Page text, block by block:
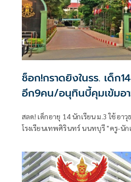
ช็อก!กราดยิงในรร. เด็ก
อีก9คน/อนุทินบี้คุมเข้มอ
สลด! เด็กอายุ 14 นักเรียน ม.3 ใช้อา
โรงเรียนเทพศิรินทร์ นนทบุรี "ครู-นักเรียน" เสียชีวิต 6 ราย และ